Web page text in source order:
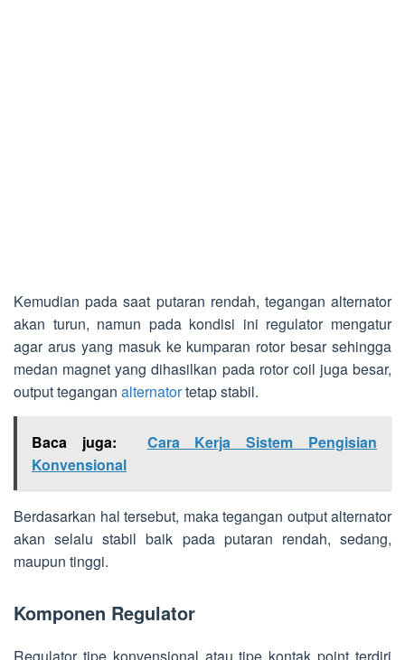
Kemudian pada saat putaran rendah, tegangan alternator
akan turun, namun pada kondisi ini regulator mengatur
agar arus yang masuk ke kumparan rotor besar sehingga
medan magnet yang dihasilkan pada rotor coil juga besar,
output tegangan alternatortetap stabil.
Baca juga:
Cara Kerja Sistem Pengisian
Konvensional
Berdasarkan hal tersebut, maka tegangan output alternator
akan selalu stabil baik pada putaran rendah, sedang,
maupun tinggi.
Komponen Regulator